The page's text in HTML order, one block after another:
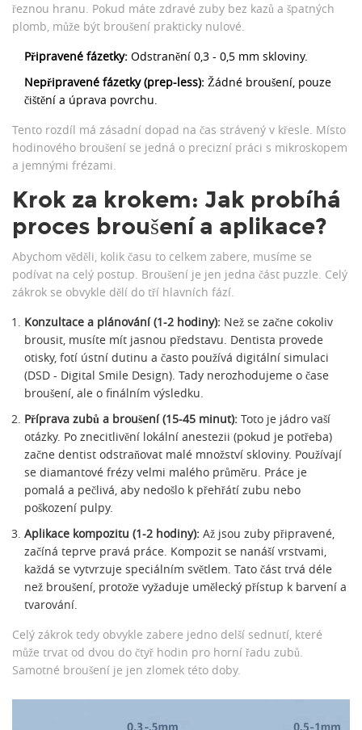
řeznou hranu. Pokud máte zdravé zuby bez kazů a špatných
plomb, může být broušení prakticky nulové.
Připravené fázetky: Odstranění 0,3 - 0,5 mm skloviny.
Nepřipravené fázetky (prep-less): Žádné broušení, pouze
čištění a úprava povrchu.
Tento rozdíl má zásadní dopad na čas strávený v křesle. Místo
hodinového broušení se jedná o precizní práci s mikroskopem
a jemnými frézami.
Krok za krokem: Jak probíhá
proces broušení a aplikace?
Abychom věděli, kolik času to celkem zabere, musíme se
podívat na celý postup. Broušení je jen jedna část puzzle. Celý
zákrok se obvykle dělí do tří hlavních fází.
Konzultace a plánování (1-2 hodiny): Než se začne cokoliv
brousit, musíte mít jasnou představu. Dentista provede
otisky, fotí ústní dutinu a často používá digitální simulaci
(DSD - Digital Smile Design). Tady nerozhodujeme o čase
broušení, ale o finálním výsledku.
Příprava zubů a broušení (15-45 minut): Toto je jádro vaší
otázky. Po znecitlivění lokální anestezii (pokud je potřeba)
začne dentist odstraňovat malé množství skloviny. Používají
se diamantové frézy velmi malého průměru. Práce je
pomalá a pečlivá, aby nedošlo k přehřátí zubu nebo
poškození pulpy.
Aplikace kompozitu (1-2 hodiny): Až jsou zuby připravené,
začíná teprve pravá práce. Kompozit se nanáší vrstvami,
každá se vytvrzuje speciálním světlem. Tato část trvá déle
než broušení, protože vyžaduje umělecký přístup k barvení a
tvarování.
Celý zákrok tedy obvykle zabere jedno delší sednutí, které
může trvat od dvou do čtyř hodin pro horní řadu zubů.
Samotné broušení je jen zlomek této doby.